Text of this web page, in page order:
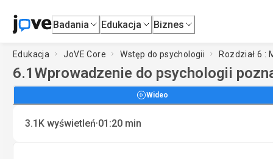
Badania Edukacja Biznes
Edukacja JoVE Core Wstęp do psychologii Rozdział 6 :
6.1 Wprowadzenie do psychologii
Wideo
3.1K wyświetleń·01:20 min